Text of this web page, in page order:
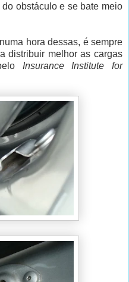
obstáculo e se bate meio
hora dessas, é sempre
distribuir melhor as cargas
Insurance Institute for